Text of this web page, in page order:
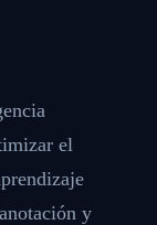
el
y